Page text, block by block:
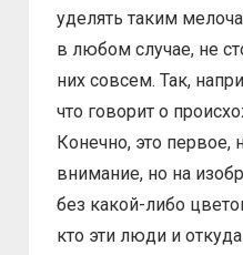
уделять таким
в любом случае, не
них совсем. Так,
что говорит о
Конечно, это
внимание, но на
без какой-либо
кто эти люди и